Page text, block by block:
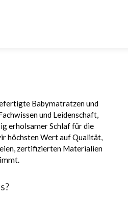
Babymatratzen und
und Leidenschaft,
erholsamer Schlaf für die
höchsten Wert auf Qualität,
zertifizierten Materialien